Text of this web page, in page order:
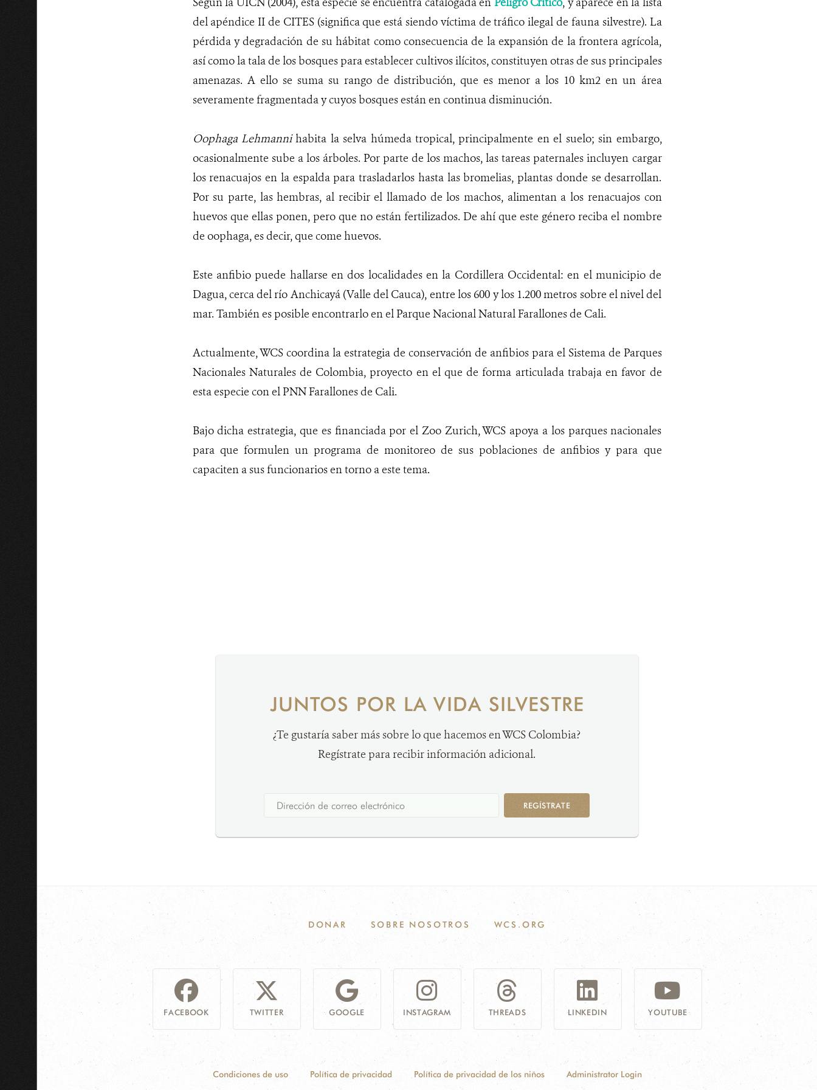
del apéndice II de CITES (significa que está siendo víctima de tráfico ilegal de fauna silvestre). La
pérdida y degradación de su hábitat como consecuencia de la expansión de la frontera agrícola,
así como la tala de los bosques para establecer cultivos ilícitos, constituyen otras de sus principales
amenazas. A ello se suma su rango de distribución, que es menor a los 10 km2en un área
severamente fragmentada y cuyos bosques están en continua disminución.
Oophaga Lehmanni habita la selva húmeda tropical, principalmente en el suelo; sin embargo,
ocasionalmente sube a los árboles. Por parte de los machos, las tareas paternales incluyen cargar
los renacuajos en la espalda para trasladarlos hasta las bromelias, plantas donde se desarrollan.
Por su parte, las hembras, al recibir el llamado de los machos, alimentan a los renacuajos con
huevos que ellas ponen, pero que no están fertilizados. De ahí que este género reciba el nombre
de oophaga, es decir, que come huevos.
Este anfibio puede hallarse en dos localidades en la Cordillera Occidental: en el municipio de
Dagua, cerca del río Anchicayá (Valle del Cauca), entre los 600 y los 1.200 metros sobre el nivel del
mar. También es posible encontrarlo en el Parque Nacional Natural Farallones de Cali.
Actualmente, WCS coordina la estrategia de conservación de anfibios para el Sistema de Parques
Nacionales Naturales de Colombia, proyecto en el que de forma articulada trabaja en favor de
esta especie con el PNN Farallones de Cali.
Bajo dicha estrategia, que es financiada por el Zoo Zurich, WCS apoya a los parques nacionales
para que formulen un programa de monitoreo de sus poblaciones de anfibios y para que
capaciten a sus funcionarios en torno a este tema.
JUNTOS POR LA VIDA SILVESTRE
¿Te gustaría saber más sobre lo que hacemos en WCS Colombia?
Regístrate para recibir información adicional.
REGÍSTRATE
DONAR SOBRE NOSOTROS WCS.ORG
FACEBOOK TWITTER GOOGLE INSTAGRAM THREADS LINKEDIN YOUTUBE
Condiciones de uso Política de privacidad Política de privacidad de los niños Administrator Login